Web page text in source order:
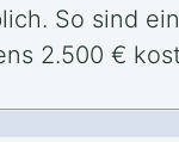
So sind
2.500 €